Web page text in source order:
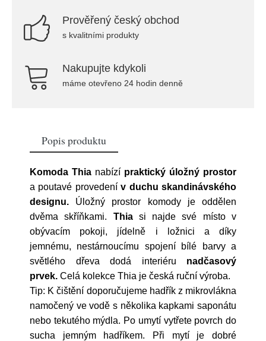
Prověřený český obchod
s kvalitními produkty
Nakupujte kdykoli
máme otevřeno 24 hodin denně
Popis produktu
Komoda Thia nabízí praktický úložný prostor
a poutavé provedenív duchu skandinávského
designu. Úložný prostor komody je oddělen
dvěma skříňkami. Thiasi najde své místo v
obývacím pokoji, jídelně i ložnici a díky
jemnému, nestárnoucímu spojení bílé barvy a
světlého dřeva dodá interiéru nadčasový
prvek. Celá kolekce Thia je česká ruční výroba.
Tip: K čištění doporučujeme hadřík z mikrovlákna
namočený ve vodě s několika kapkami saponátu
nebo tekutého mýdla. Po umytí vytřete povrch do
sucha jemným hadříkem. Při mytí je dobré